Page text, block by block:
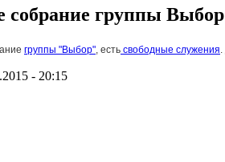
собрание группы Выбор
группы "Выбор" , есть свободные служения
- 20:15